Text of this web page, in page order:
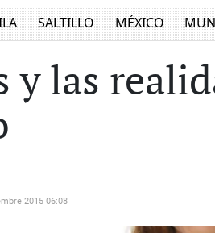
SALTILLO MÉXICO
y las
2015 06:08